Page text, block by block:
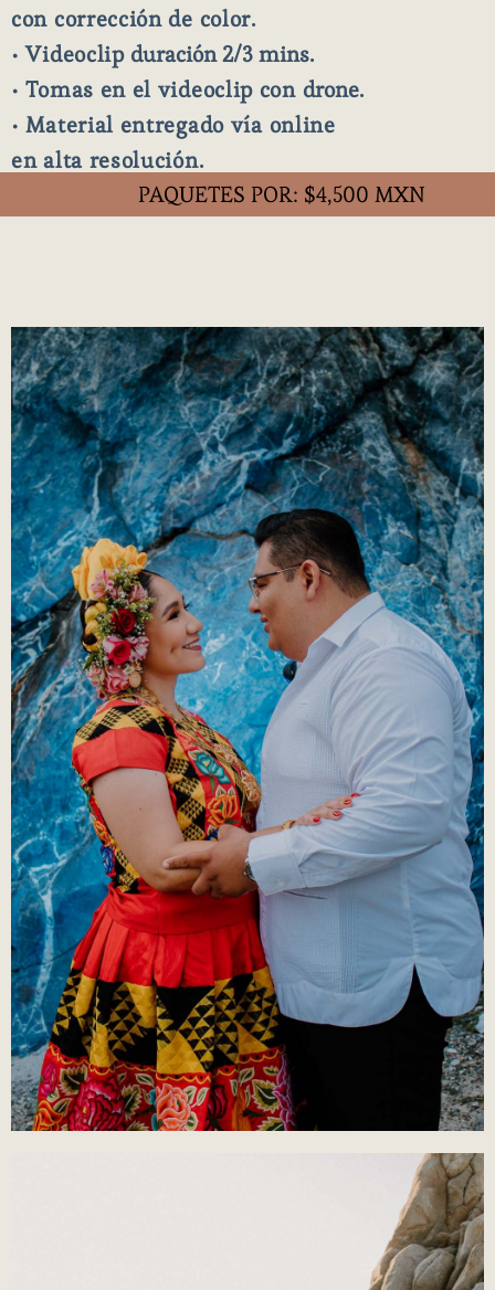
con corrección de color.
• Videoclip duración 2/3 mins.
• Tomas en el videoclip con drone.
• Material entregado vía online
en alta resolución.
PAQUETES POR: $4,500 MXN